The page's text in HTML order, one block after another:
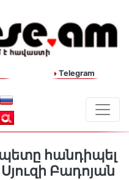
Telegram
հանդիպել
Բադոյան